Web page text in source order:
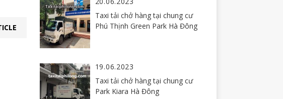
Taxi tải chở hàng tại chung cư
Phú Thịnh Green Park Hà Đông
19.06.2023
Taxi tải chở hàng tại chung cư
Park Kiara Hà Đông